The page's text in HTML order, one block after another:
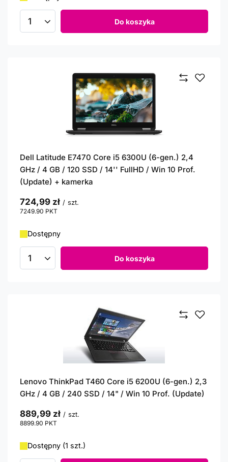
Ilość produktów Do koszyka
Dell Latitude E7470 Core i5 6300U (6-gen.) 2,4
GHz / 4 GB / 120 SSD / 14'' FullHD / Win 10 Prof.
(Update) + kamerka
724,99 zł / szt.
7249.90 PKT
Dostępny
Ilość produktów Do koszyka
Lenovo ThinkPad T460 Core i5 6200U (6-gen.) 2,3
GHz / 4 GB / 240 SSD / 14" / Win 10 Prof. (Update)
889,99 zł / szt.
8899.90 PKT
Dostępny (1 szt.)